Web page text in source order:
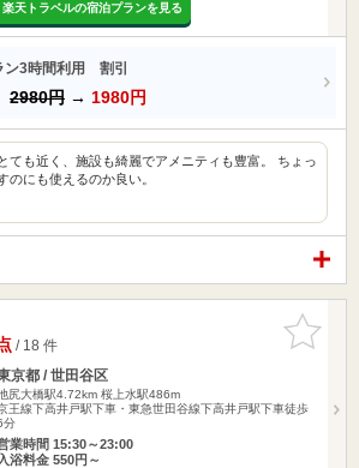
楽天トラベルの宿泊プランを見る
ン3時間利用 割引
2980円 → 1980円
ても近く、施設も綺麗でアメニティも豊富。 ちょっ
のにも使えるのか良い。
お気に入
りに追加
/ 18 件
京都 / 世田谷区
尻大橋駅4.72km 桜上水駅486m
王線下高井戸駅下車・東急世田谷線下高井戸駅下車徒歩
分
業時間 15:30～23:00
入浴料金 550円～